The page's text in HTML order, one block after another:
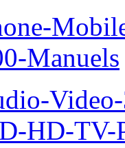
Manuels
HD-TV-